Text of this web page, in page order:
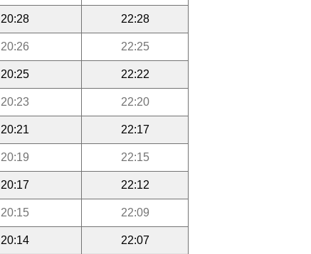
20:28 22:28
20:26 22:25
20:25 22:22
20:23 22:20
20:21 22:17
20:19 22:15
20:17 22:12
20:15 22:09
20:14 22:07